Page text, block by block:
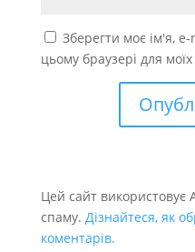
Зберегти моє ім'я,
цьому браузері для
Цей сайт
спаму. Дізнайтеся, як
коментарів.